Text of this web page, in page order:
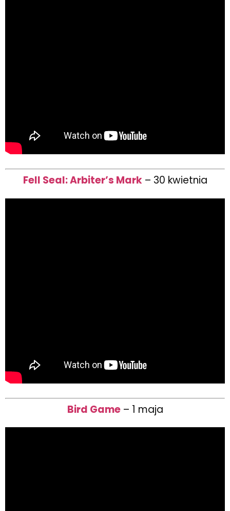
Fell Seal: Arbiter’s Mark– 30 kwietnia
Bird Game– 1 maja